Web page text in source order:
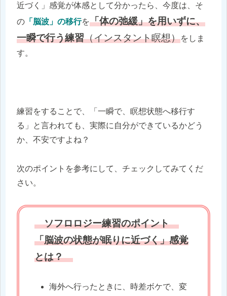
近づく」感覚が体感として分かったら、今度は、そ
の 「脳波」の移行を「体の弛緩」を用いずに、
一瞬で行う練習（インスタント瞑想）をしま
す。
練習をすることで、「一瞬で、瞑想状態へ移行す
る」と言われても、実際に自分ができているかどう
か、不安ですよね？
次のポイントを参考にして、チェックしてみてくだ
さい。
ソフロロジー練習のポイント
「脳波の状態が眠りに近づく」感覚
とは？
海外へ行ったときに、時差ボケで、変